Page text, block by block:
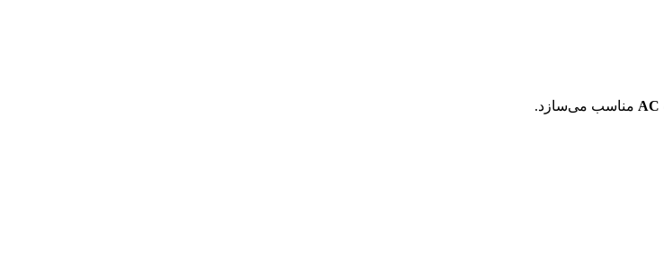
مناسب می‌سازد.